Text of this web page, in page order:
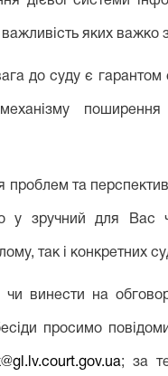
важливість яких важко
до суду є
проблем та
у зручний для Вас
так і конкретних
винести на
бесіди просимо
; за